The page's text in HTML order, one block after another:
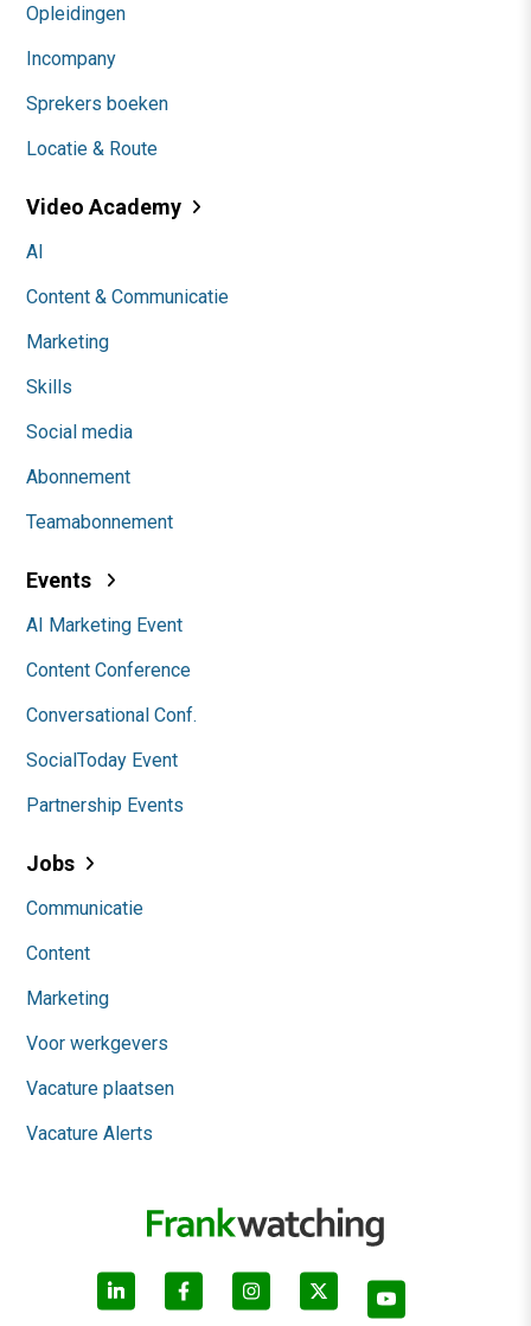
Opleidingen
Incompany
Sprekers boeken
Locatie & Route
Video Academy
AI
Content & Communicatie
Marketing
Skills
Social media
Abonnement
Teamabonnement
Events
AI Marketing Event
Content Conference
Conversational Conf.
SocialToday Event
Partnership Events
Jobs
Communicatie
Content
Marketing
Voor werkgevers
Vacature plaatsen
Vacature Alerts